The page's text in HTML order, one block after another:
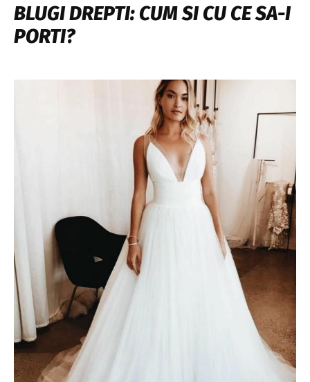
BLUGI DREPTI: CUM SI CU CE SA-I
PORTI?